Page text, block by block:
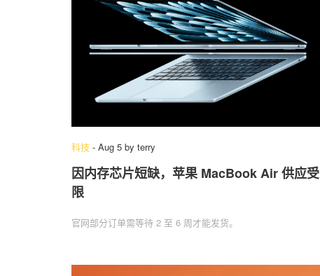
科技 - Aug 5 by terry
因内存芯片短缺，苹果 MacBook Air 供应受
限
官网部分订单需等待 2 至 6 周才能发货。